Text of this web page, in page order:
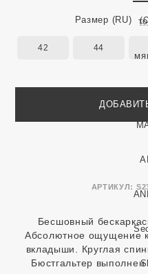
АРТИКУЛ:
Размер (RU)
42 44
Бесшовный
Абсолютное ощущение
вкладыши. Круглая
Бюстгальтер выполнен